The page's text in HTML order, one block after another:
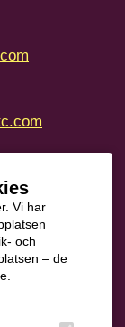
Vi har
och
– de